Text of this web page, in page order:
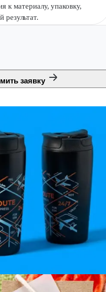
к материалу, упаковку,
заявку